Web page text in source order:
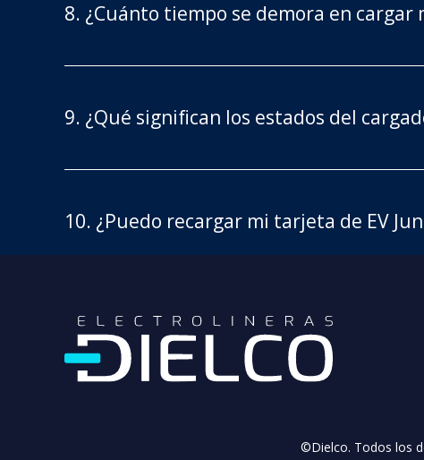
8. ¿Cuánto tiempo se demora en cargar
9. ¿Qué significan los estados del
10. ¿Puedo recargar mi tarjeta de EV
©Dielco. Todos los